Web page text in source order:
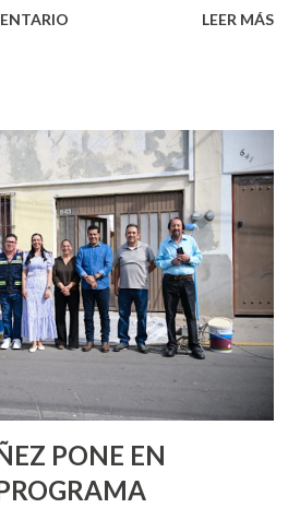
imaginado. El problema es
que deberías saber. Pero incluso
sexuales no son expertos
hay algo nuevo que
que conocer. Si eres una
relaciones sexuales, tal vez
increíble y no puedas esperar para
cualquier persona con
es mejor cuando ambas partes
LEER MÁS
PONE EN